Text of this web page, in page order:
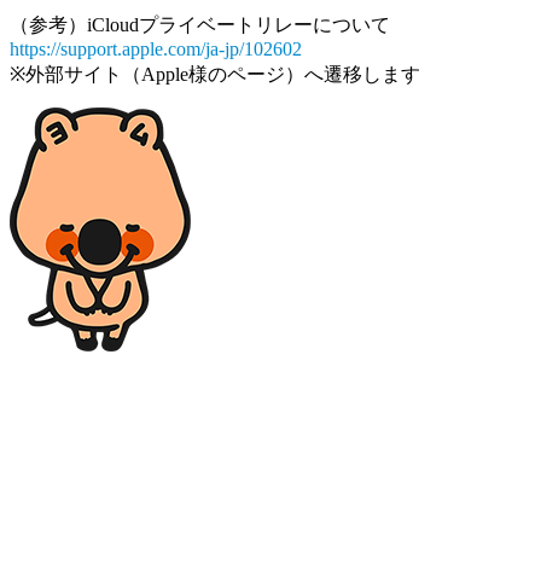
（参考）iCloudプライベートリレーについて
https://support.apple.com/ja-jp/102602
※外部サイト（Apple様のページ）へ遷移します